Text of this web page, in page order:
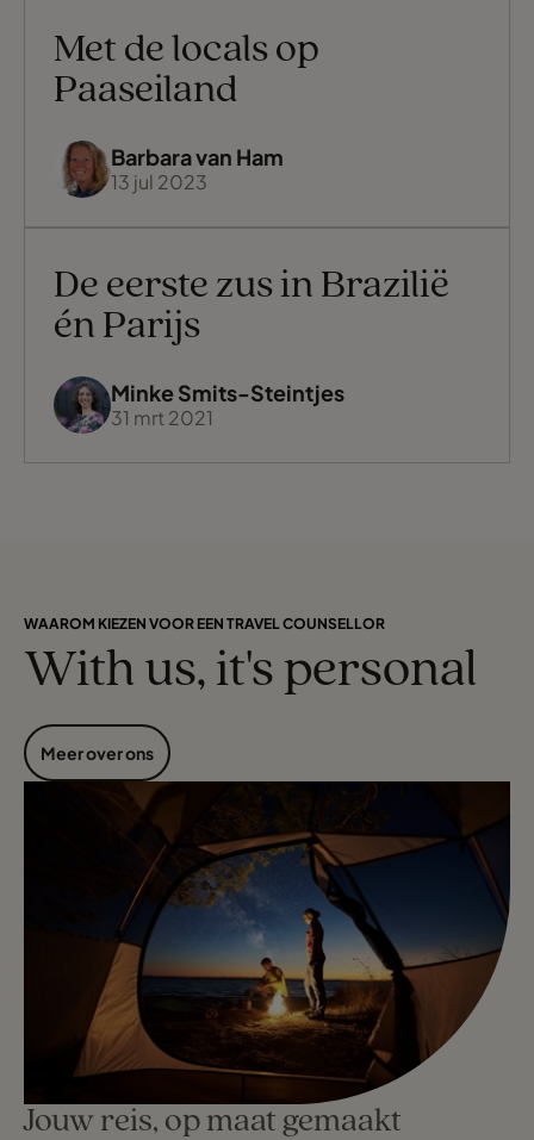
Met de locals op
Paaseiland
Barbara van Ham
13 jul 2023
De eerste zus in Brazilië
én Parijs
Minke Smits-Steintjes
31 mrt 2021
WAAROM KIEZEN VOOR EEN TRAVEL COUNSELLOR
With us, it's personal
Meer over ons
Jouw reis, op maat gemaakt